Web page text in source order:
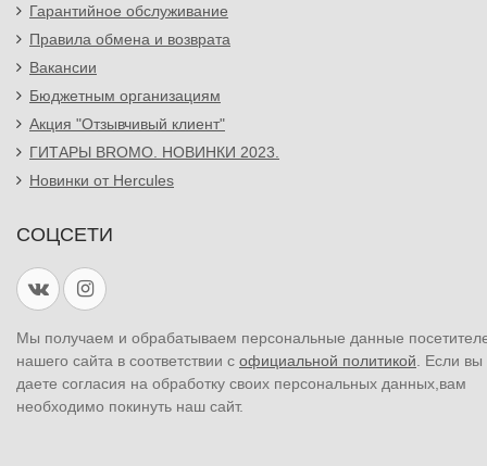
Гарантийное обслуживание
Правила обмена и возврата
Вакансии
Бюджетным организациям
Акция "Отзывчивый клиент"
ГИТАРЫ BROMO. НОВИНКИ 2023.
Новинки от Hercules
СОЦСЕТИ
Мы получаем и обрабатываем персональные данные
нашего сайта в соответствии с официальной политикой. Если вы
даете согласия на обработку своих персональных данных,вам
необходимо покинуть наш сайт.